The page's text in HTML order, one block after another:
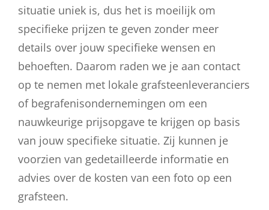
situatie uniek is, dus het is moeilijk om
specifieke prijzen te geven zonder meer
details over jouw specifieke wensen en
behoeften. Daarom raden we je aan contact
op te nemen met lokale grafsteenleveranciers
of begrafenisondernemingen om een
nauwkeurige prijsopgave te krijgen op basis
van jouw specifieke situatie. Zij kunnen je
voorzien van gedetailleerde informatie en
advies over de kosten van een foto op een
grafsteen.